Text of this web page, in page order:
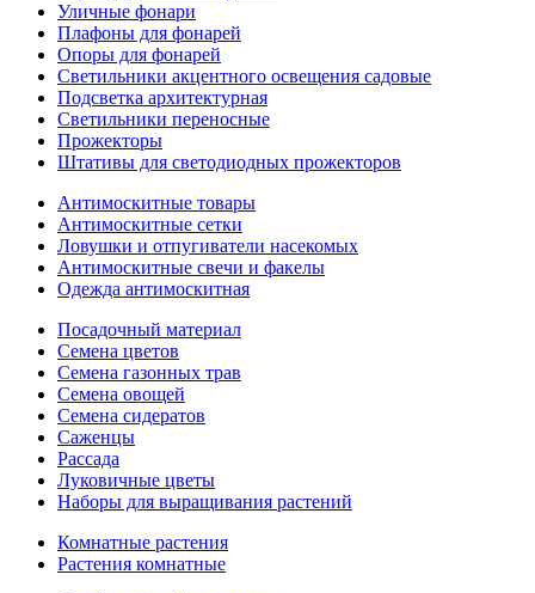
Уличные фонари
Плафоны для фонарей
Опоры для фонарей
Светильники акцентного освещения садовые
Подсветка архитектурная
Светильники переносные
Прожекторы
Штативы для светодиодных прожекторов
Антимоскитные товары
Антимоскитные сетки
Ловушки и отпугиватели насекомых
Антимоскитные свечи и факелы
Одежда антимоскитная
Посадочный материал
Семена цветов
Семена газонных трав
Семена овощей
Семена сидератов
Саженцы
Рассада
Луковичные цветы
Наборы для выращивания растений
Комнатные растения
Растения комнатные